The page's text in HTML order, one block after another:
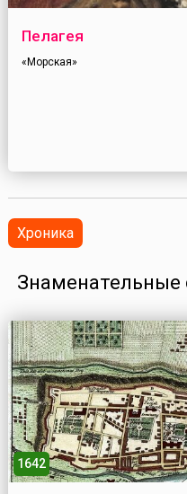
Пелагея
«Морская»
Хроника
Знаменательные
1642